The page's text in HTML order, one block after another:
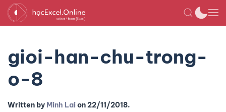
gioi-han-chu-trong-
o-8
Written by Minh Laion22/11/2018.